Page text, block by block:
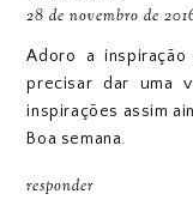
28 de novembro de
Adoro a
precisar dar uma
inspirações assim
Boa semana.
responder